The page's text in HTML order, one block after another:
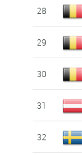
28
29
30
31
32